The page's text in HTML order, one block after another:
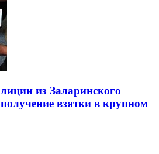
из Заларинского
взятки в крупном